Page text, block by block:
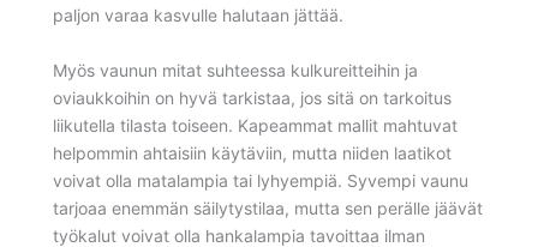
paljon varaa kasvulle halutaan jättää.
Myös vaunun mitat suhteessa kulkureitteihin ja
oviaukkoihin on hyvä tarkistaa, jos sitä on tarkoitus
liikutella tilasta toiseen. Kapeammat mallit mahtuvat
helpommin ahtaisiin käytäviin, mutta niiden laatikot
voivat olla matalampia tai lyhyempiä. Syvempi vaunu
tarjoaa enemmän säilytystilaa, mutta sen perälle jäävät
työkalut voivat olla hankalampia tavoittaa ilman